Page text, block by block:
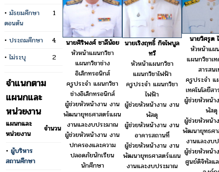
• มัธยมศึกษา
ตอนต้น
1
• ประถมศึกษา
4
•ไม่ระบุ 2
จำแนกตาม
แผนกและ
หน่วยงาน
แผนกและ
หน่วยงาน
จำนวน
• ผู้บริหาร
สถานศึกษา
นายศิริพงศ์ ชาลีน้อย
หัวหน้าแผนกวิชา
แผนกวิชาช่าง
อิเล็กทรอนิกส์
ครูประจำ แผนกวิชา
ช่างอิเล็กทรอนิกส์
ผู้ช่วยหัวหน้างาน งาน
พัฒนายุทธศาสตร์แผน
งานและงบประมาณ
ผู้ช่วยหัวหน้างาน งาน
ปกครองและความ
ปลอดภัยนักเรียน
นักศึกษา
นายเริงฤทธิ์ กิจไพบูล
ทวี
หัวหน้าแผนกวิชา
แผนกวิชาไฟฟ้า
ครูประจำ แผนกวิชา
ไฟฟ้า
ผู้ช่วยหัวหน้างาน งาน
พัสดุ
ผู้ช่วยหัวหน้างาน งาน
อาคารสถานที่
ผู้ช่วยหัวหน้างาน งาน
พัฒนายุทธศาสตร์แผน
งานและงบประมาณ
นายวิศรุต
หัวหน้าแผ
แผนกวิชาเท
สารสน
ครูประจำ แ
เทคโนโลยีส
ผู้ช่วยหัวหน้า
พัสดุ
ผู้ช่วยหัวหน้า
พัฒนายุทธศ
งานและงบ
ผู้ช่วยหัวหน้า
ศูนย์ดิจิทัลแ